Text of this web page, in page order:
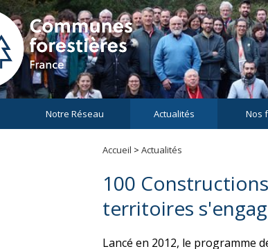
Notre Réseau Actualités Nos
Accueil > Actualités
100
territoires
Lancé en 2012, le programme